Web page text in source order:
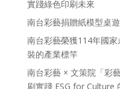
實踐綠色印刷未來
南台彩藝捐贈紙模型桌
南台彩藝榮獲114年國
裝的產業標竿
南台彩藝 × 文策院「彩
刷實踐 ESG for Culture